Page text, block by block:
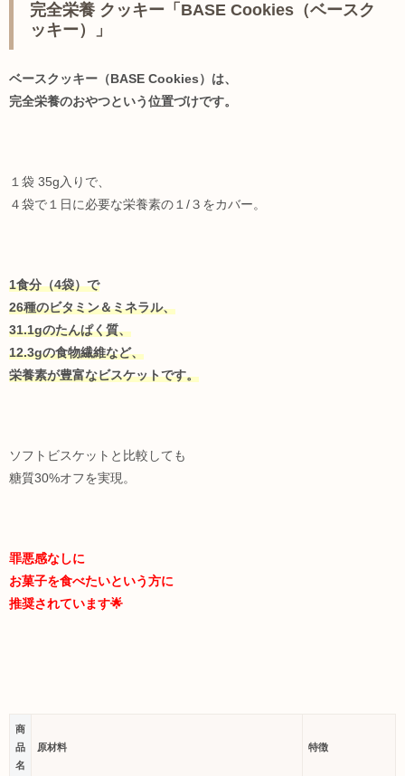
完全栄養 クッキー「BASE Cookies（ベースク
ッキー）」
ベースクッキー（BASE Cookies）は、
完全栄養のおやつという位置づけです。
１袋 35g入りで、
４袋で１日に必要な栄養素の１/３をカバー。
1食分（4袋）で
26種のビタミン＆ミネラル、
31.1gのたんぱく質、
12.3gの食物繊維など、
栄養素が豊富なビスケットです。
ソフトビスケットと比較しても
糖質30%オフを実現。
罪悪感なしに
お菓子を食べたいという方に
推奨されています🌟
商
品
名
原材料 特徴